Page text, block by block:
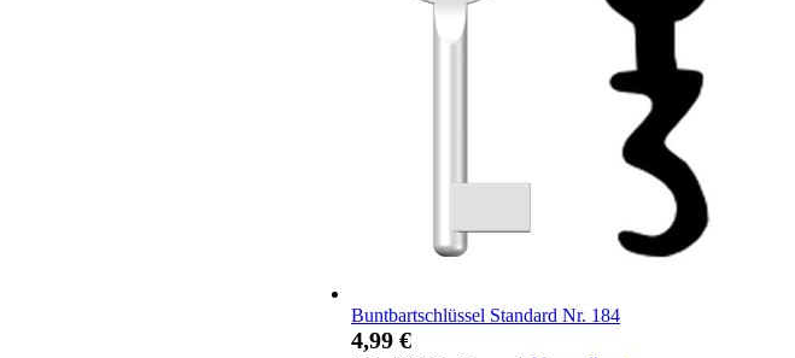
Buntbartschlüssel Standard Nr. 184
4,99 €